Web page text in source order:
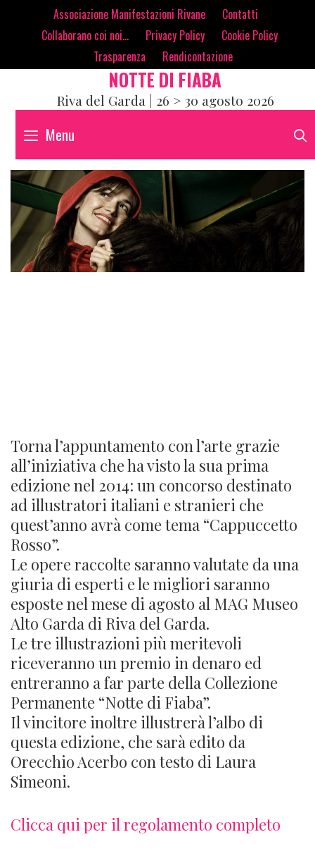
contenutoAssociazione Manifestazioni Rivane
Contatti
Collaborano coi noi…
Privacy Policy
Cookie Policy
Trasparenza
Rendicontazione
NOTTE DI FIABA
Riva del Garda | 26 > 30 agosto 2026
Menu
Torna l’appuntamento con l’arte grazie
all’iniziativa che ha visto la sua prima
edizione nel 2014: un concorso destinato
ad illustratori italiani e stranieri che
quest’anno avrà come tema “Cappuccetto
Rosso”.
Le opere raccolte saranno valutate da una
giuria di esperti e le migliori saranno
esposte nel mese di agosto al MAG Museo
Alto Garda di Riva del Garda.
Le tre illustrazioni più meritevoli
riceveranno un premio in denaro ed
entreranno a far parte della Collezione
Permanente “Notte di Fiaba”.
Il vincitore inoltre illustrerà l’albo di
questa edizione, che sarà edito da
Orecchio Acerbo con testo di Laura
Simeoni.
Clicca qui per il regolamento completo